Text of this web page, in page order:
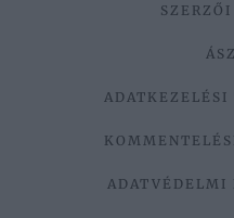
SZERZŐI
ADATKEZELÉSI
ADATVÉDELMI